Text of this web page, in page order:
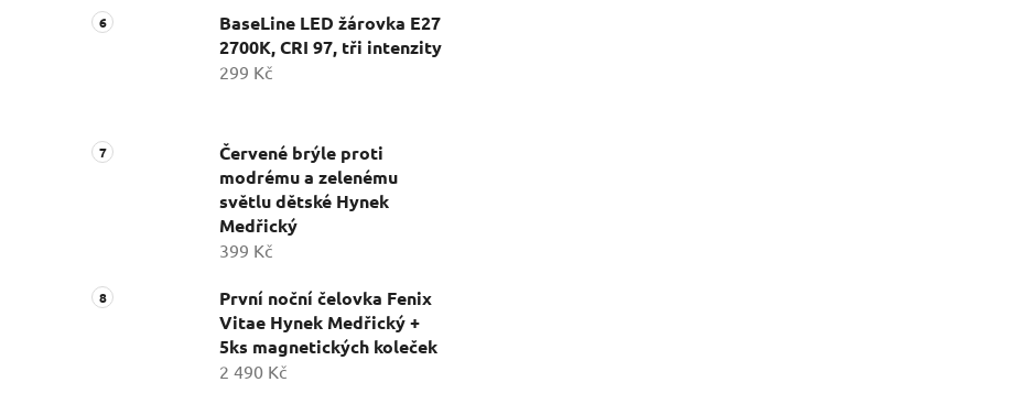
BaseLine LED žárovka E27
2700K, CRI 97, tři intenzity
299 Kč
Červené brýle proti
modrému a zelenému
světlu dětské Hynek
Medřický
399 Kč
První noční čelovka Fenix
Vitae Hynek Medřický +
5ks magnetických koleček
2 490 Kč